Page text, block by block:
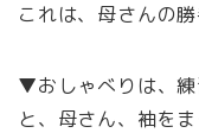
これは、母さんの勝
▼おしゃべりは、練
と、母さん、袖をま